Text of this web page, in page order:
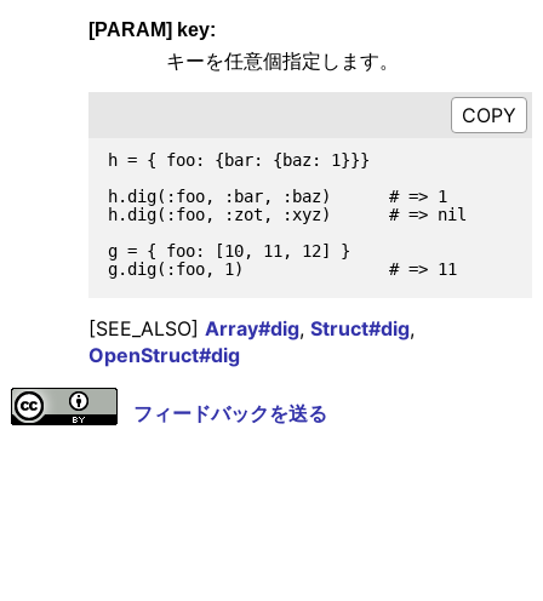
[PARAM] key:
キーを任意個指定します。
h = { foo: {bar: {baz: 1}}}
h.dig(:foo, :bar, :baz)      # => 1
h.dig(:foo, :zot, :xyz)      # => nil
g = { foo: [10, 11, 12] }
[SEE_ALSO] Array#dig, Struct#dig,
OpenStruct#dig
フィードバックを送る